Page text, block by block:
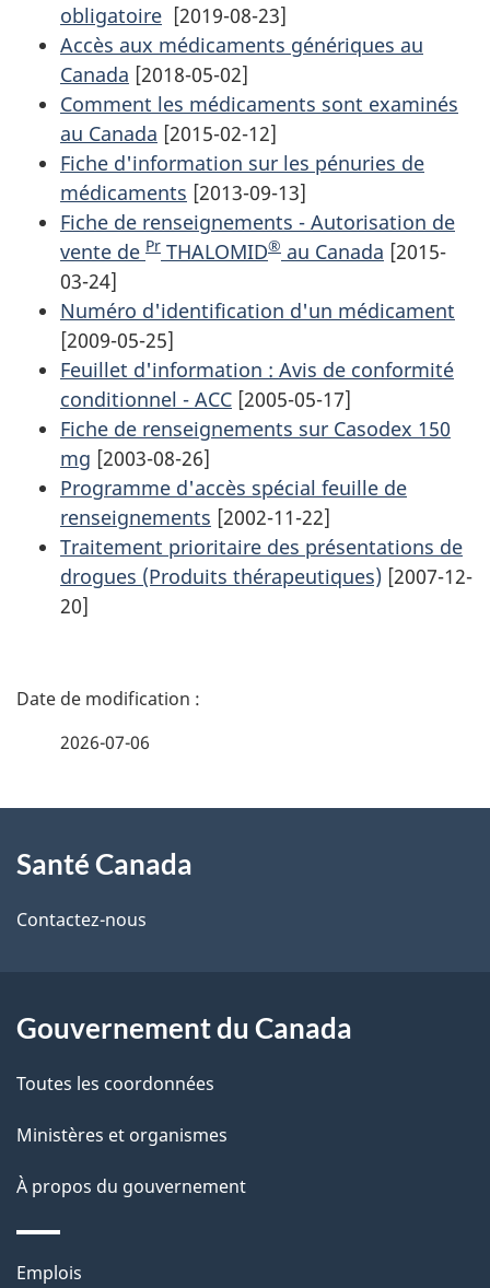
obligatoire [2019-08-23]
Accès aux médicaments génériques au
Canada [2018-05-02]
Comment les médicaments sont examinés
au Canada [2015-02-12]
Fiche d'information sur les pénuries de
médicaments [2013-09-13]
Fiche de renseignements - Autorisation de
vente de Pr THALOMID® au Canada [2015-
03-24]
Numéro d'identification d'un médicament
[2009-05-25]
Feuillet d'information : Avis de conformité
conditionnel - ACC [2005-05-17]
Fiche de renseignements sur Casodex 150
mg [2003-08-26]
Programme d'accès spécial feuille de
renseignements [2002-11-22]
Traitement prioritaire des présentations de
drogues (Produits thérapeutiques) [2007-12-
20]
D
i
l
d
e
p
a
2026-07-06
propos
de
site
Santé Canada
Contactez-nous
Gouvernement du Canada
Toutes les coordonnées
Ministères et organismes
À propos du gouvernement
Thèmes
Emplois